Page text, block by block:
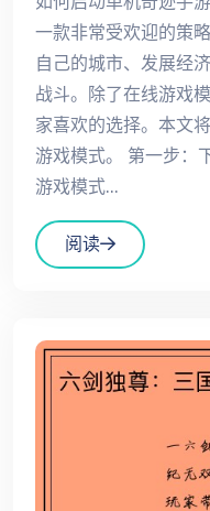
一款非常受欢迎的策
自己的城市、发展经
战斗。除了在线游戏
家喜欢的选择。本文
游戏模式。 第一步：
游戏模式...
阅读